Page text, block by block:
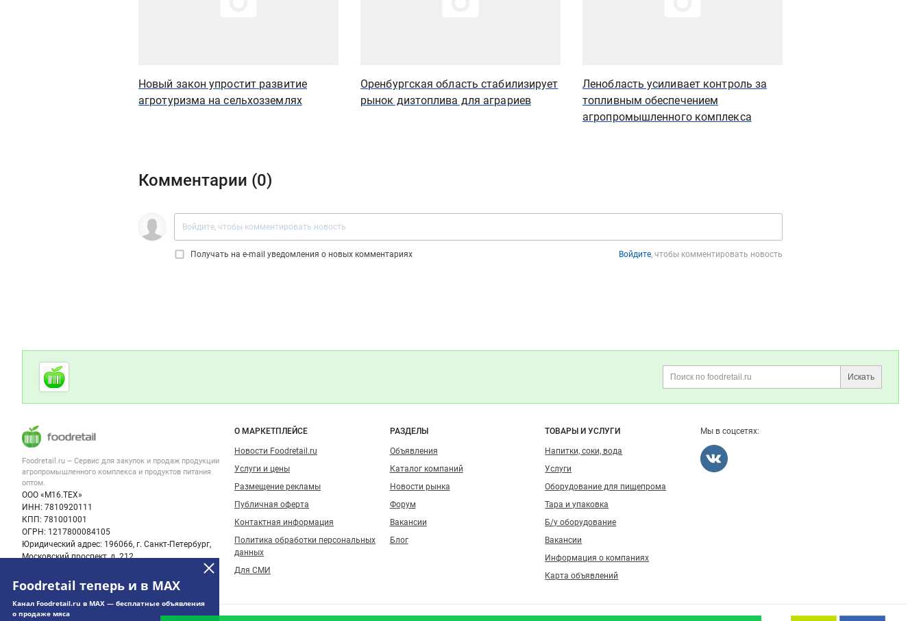
Новый закон упростит развитие
агротуризма на сельхозземлях
Оренбургская область стабилизирует
рынок дизтоплива для аграриев
Ленобласть усиливает контроль за
топливным обеспечением
агропромышленного комплекса
Комментарии (0)
Получать на e‑mail уведомления о новых комментариях Войдите , чтобы комментировать новость
Foodretail теперь и в MAX
Канал Foodretail.ru в MAX — бесплатные объявления
о продаже мяса
Дополнительная информация
Искать
Cсылки на полезные проекты
Foodretail.ru
— продукты
Важные разделы и контакты
Foodretail.ru – Сервис для закупок и продаж продукции
агропромышленного комплекса и продуктов питания
оптом.
ООО «М16.ТЕХ»
ИНН: 7810920111
КПП: 781001001
ОГРН: 1217800084105
Юридический адрес: 196066, г. Санкт-Петербург,
Московский проспект, д. 212
Навигация по сайту
О МАРКЕТПЛЕЙСЕ
Новости Foodretail.ru
Услуги и цены
Размещение рекламы
Публичная оферта
Контактная информация
Политика обработки персональных
данных
Для СМИ
РАЗДЕЛЫ
Объявления
Каталог компаний
Новости рынка
Форум
Вакансии
Блог
ТОВАРЫ И УСЛУГИ
Напитки, соки, вода
Услуги
Оборудование для пищепрома
Тара и упаковка
Б/у оборудование
Вакансии
Информация о компаниях
Карта объявлений
Мы в соцсетях: